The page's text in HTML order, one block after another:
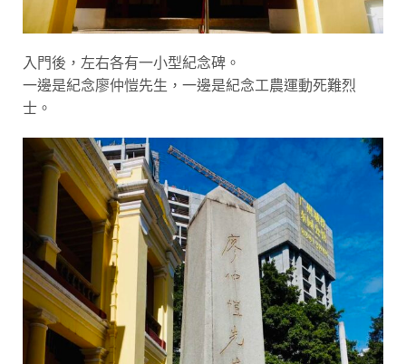
入門後，左右各有一小型紀念碑。
一邊是紀念廖仲愷先生，一邊是紀念工農運動死難烈
士。